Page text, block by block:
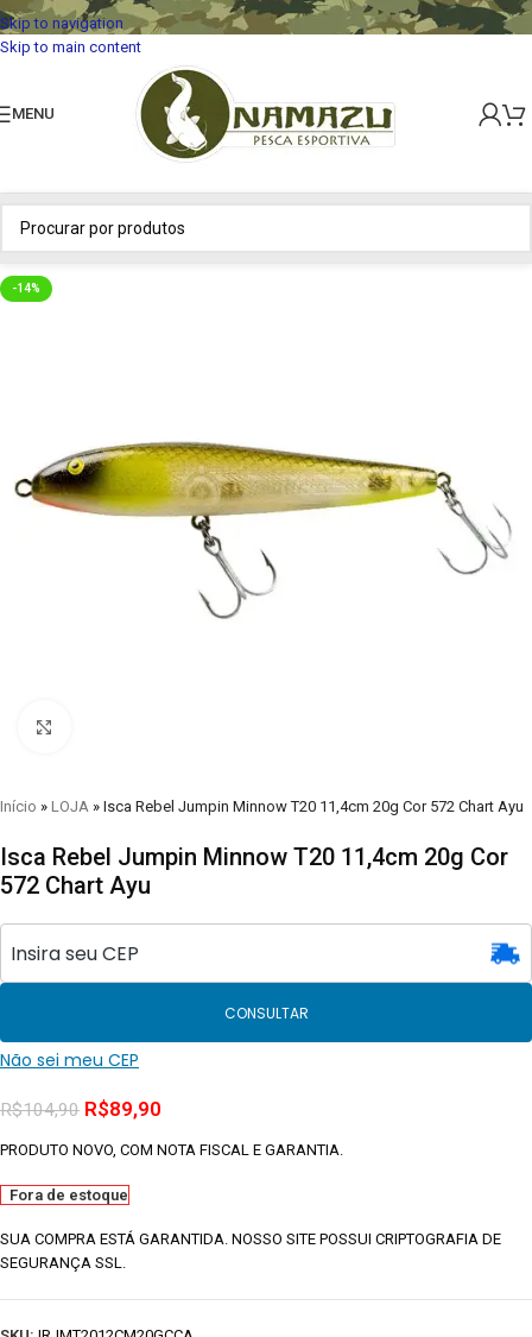
Skip to navigation
Skip to main content
MENU
-14%
Início » LOJA » Isca Rebel Jumpin Minnow T20 11,4cm 20g Cor 572 Chart Ayu
Isca Rebel Jumpin Minnow T20 11,4cm 20g Cor
572 Chart Ayu
CONSULTAR
Não sei meu CEP
R$104,90 R$89,90
PRODUTO NOVO, COM NOTA FISCAL E GARANTIA.
Fora de estoque
SUA COMPRA ESTÁ GARANTIDA. NOSSO SITE POSSUI CRIPTOGRAFIA DE
SEGURANÇA SSL.